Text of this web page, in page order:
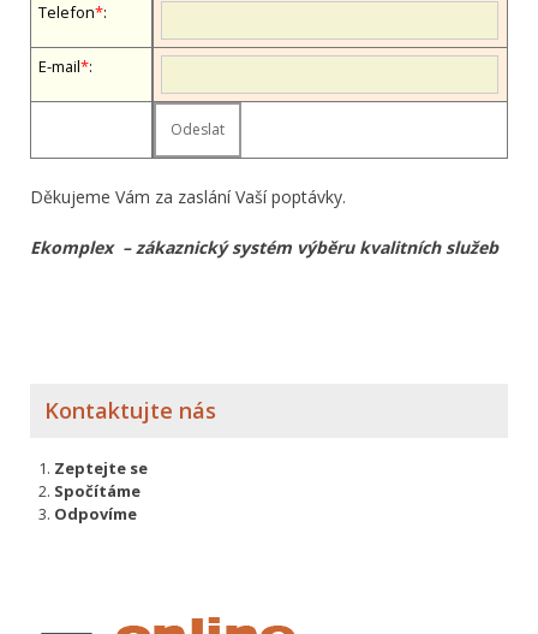
Telefon*:
E-mail*:
Děkujeme Vám za zaslání Vaší poptávky.
Ekomplex – zákaznický systém výběru kvalitních služeb
Kontaktujte nás
Zeptejte se
Spočítáme
Odpovíme